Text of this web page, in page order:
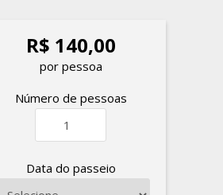
R$ 140,00
por pessoa
Número de pessoas
Data do passeio